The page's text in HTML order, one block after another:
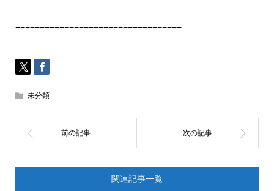
==================================
未分類
関連記事一覧